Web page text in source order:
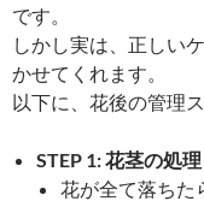
です。
しかし実は、正しい
かせてくれます。
以下に、花後の管理
STEP 1: 花茎の処
花が全て落ちた